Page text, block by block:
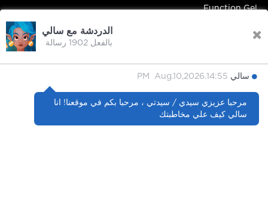
Function Gel
Contact Person : Mandy Yip
Tel : +86 18027439663
E-mail : info@hipsterrgel.com
الدردشة مع سالي
بالفعل 1902 رسالة
سالي 14:55.PM Aug.10,2026
مرحبا عزيزي سيدي / سيدتي ، مرحبا بكم في موقعنا! انا
سالي كيف علي مخاطبتك